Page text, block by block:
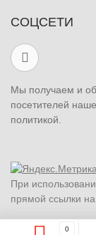
СОЦСЕТИ
Мы получаем и
посетителей
политикой.
При
прямой ссылки на
0